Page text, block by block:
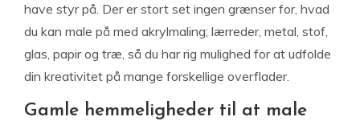
have styr på. Der er stort set ingen grænser for, hvad
du kan male på med akrylmaling; lærreder, metal, stof,
glas, papir og træ, så du har rig mulighed for at udfolde
din kreativitet på mange forskellige overflader.
Gamle hemmeligheder til at male